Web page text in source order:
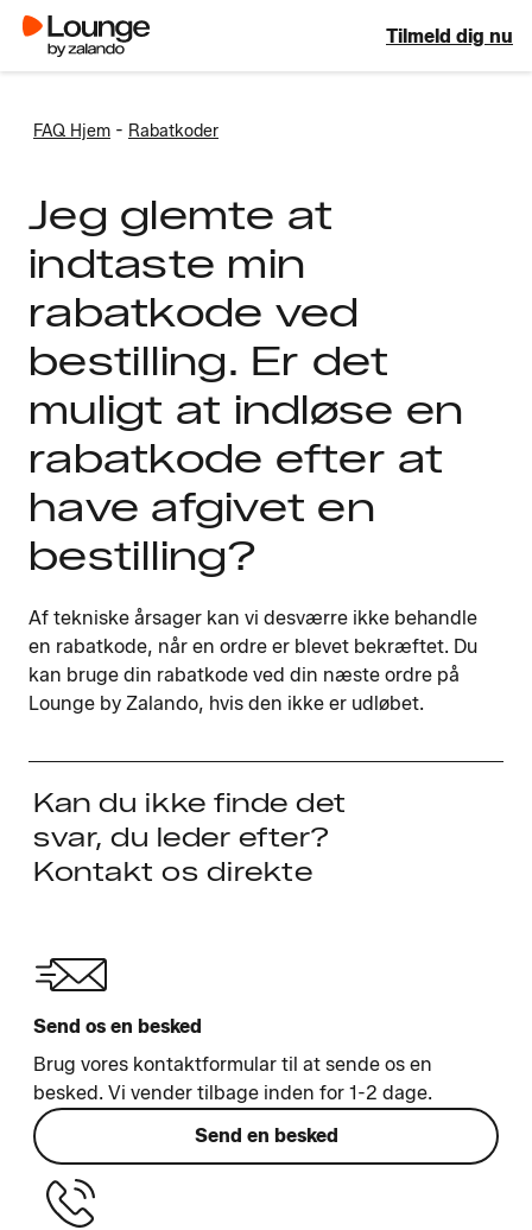
Tilmeld dig nu
FAQ Hjem - Rabatkoder
Jeg glemte at
indtaste min
rabatkode ved
bestilling. Er det
muligt at indløse en
rabatkode efter at
have afgivet en
bestilling?
Af tekniske årsager kan vi desværre ikke behandle
en rabatkode, når en ordre er blevet bekræftet. Du
kan bruge din rabatkode ved din næste ordre på
Lounge by Zalando, hvis den ikke er udløbet.
Kan du ikke finde det
svar, du leder efter?
Kontakt os direkte
Send os en besked
Brug vores kontaktformular til at sende os en
besked. Vi vender tilbage inden for 1-2 dage.
Send en besked